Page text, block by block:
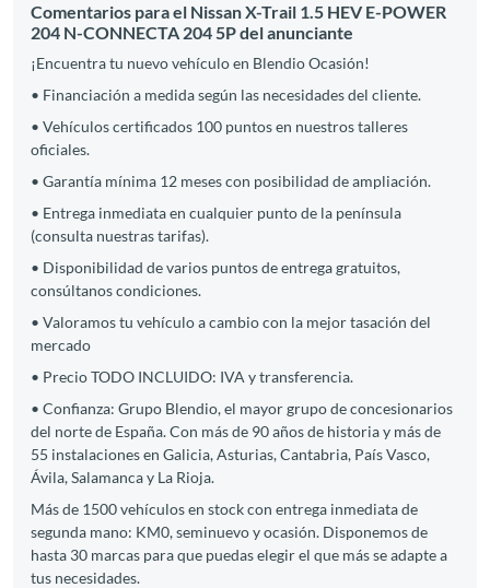
Comentarios para el Nissan X-Trail 1.5 HEV E-POWER
204 N-CONNECTA 204 5P del anunciante
¡Encuentra tu nuevo vehículo en Blendio Ocasión!
• Financiación a medida según las necesidades del cliente.
• Vehículos certificados 100 puntos en nuestros talleres
oficiales.
• Garantía mínima 12 meses con posibilidad de ampliación.
• Entrega inmediata en cualquier punto de la península
(consulta nuestras tarifas).
• Disponibilidad de varios puntos de entrega gratuitos,
consúltanos condiciones.
• Valoramos tu vehículo a cambio con la mejor tasación del
mercado
• Precio TODO INCLUIDO: IVA y transferencia.
• Confianza: Grupo Blendio, el mayor grupo de concesionarios
del norte de España. Con más de 90 años de historia y más de
55 instalaciones en Galicia, Asturias, Cantabria, País Vasco,
Ávila, Salamanca y La Rioja.
Más de 1500 vehículos en stock con entrega inmediata de
segunda mano: KM0, seminuevo y ocasión. Disponemos de
hasta 30 marcas para que puedas elegir el que más se adapte a
tus necesidades.